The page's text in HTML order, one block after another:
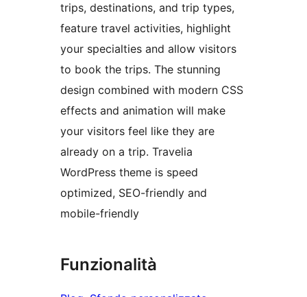
trips, destinations, and trip types,
feature travel activities, highlight
your specialties and allow visitors
to book the trips. The stunning
design combined with modern CSS
effects and animation will make
your visitors feel like they are
already on a trip. Travelia
WordPress theme is speed
optimized, SEO-friendly and
mobile-friendly
Funzionalità